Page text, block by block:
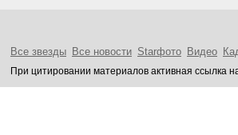
Все звезды Все новости Starфото Видео
При цитировании материалов активная ссылка